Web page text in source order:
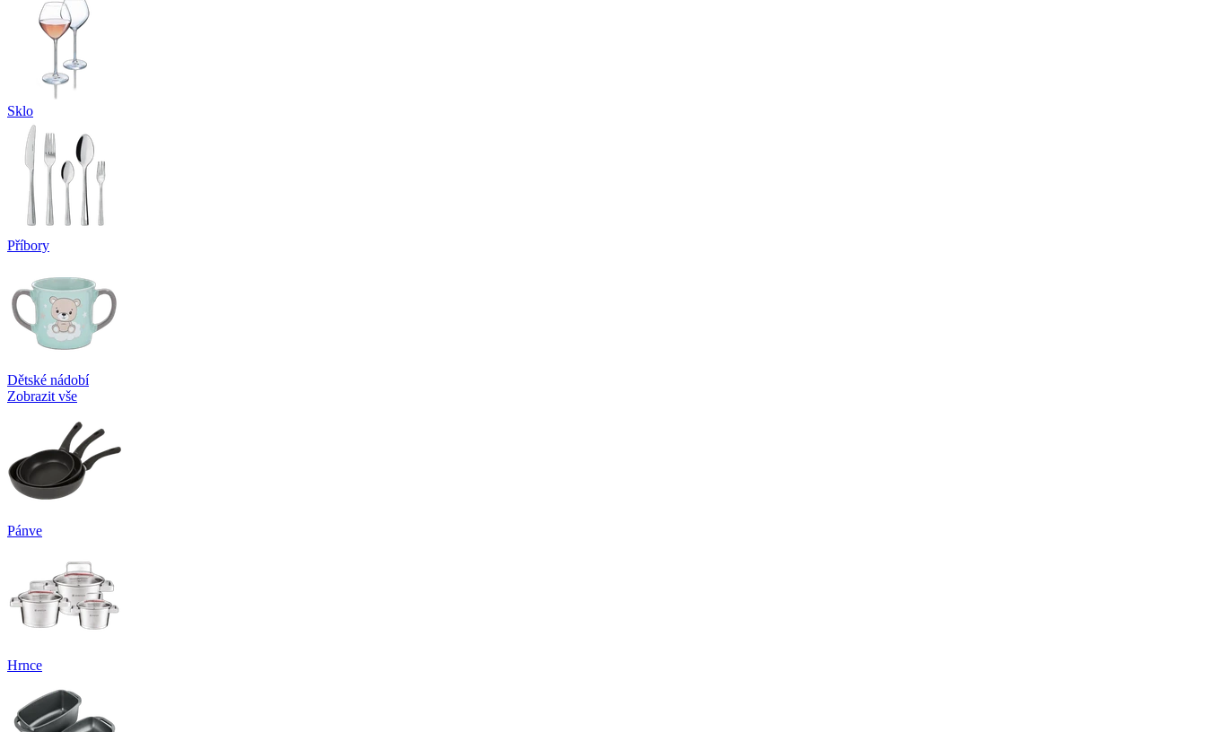
Sklo
Příbory
Dětské nádobí
Zobrazit vše
Pánve
Hrnce